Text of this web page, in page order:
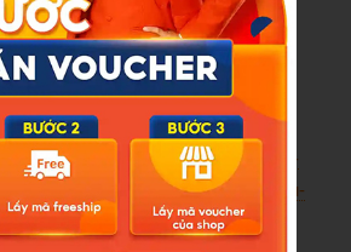
tăng nguồn thu cho ngân sách nhà
www.baogiaothong.vn/bo-cong-
so-xe-may-muc-khoi-diem-5-trieu-